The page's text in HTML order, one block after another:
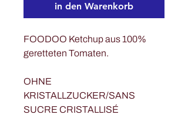
in den Warenkorb
FOODOO Ketchup aus 100%
geretteten Tomaten.
OHNE
KRISTALLZUCKER/SANS
SUCRE CRISTALLISÉ